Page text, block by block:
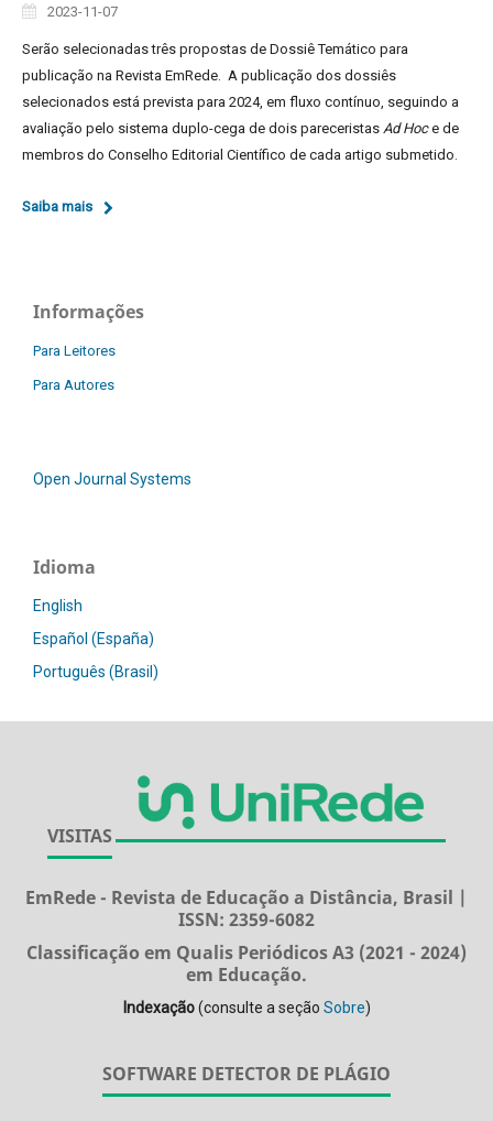
2023-11-07
Serão selecionadas três propostas de Dossiê Temático para
publicação na Revista EmRede. A publicação dos dossiês
selecionados está prevista para 2024, em fluxo contínuo, seguindo a
avaliação pelo sistema duplo-cega de dois pareceristas Ad Hoce de
membros do Conselho Editorial Científico de cada artigo submetido.
Saiba mais
Informações
Para Leitores
Para Autores
Open Journal Systems
Idioma
English
Español (España)
Português (Brasil)
VISITAS
EmRede - Revista de Educação a Distância, Brasil |
ISSN: 2359-6082
Classificação em Qualis Periódicos A3 (2021 - 2024)
em Educação.
Indexação(consulte a seção Sobre)
SOFTWARE DETECTOR DE PLÁGIO